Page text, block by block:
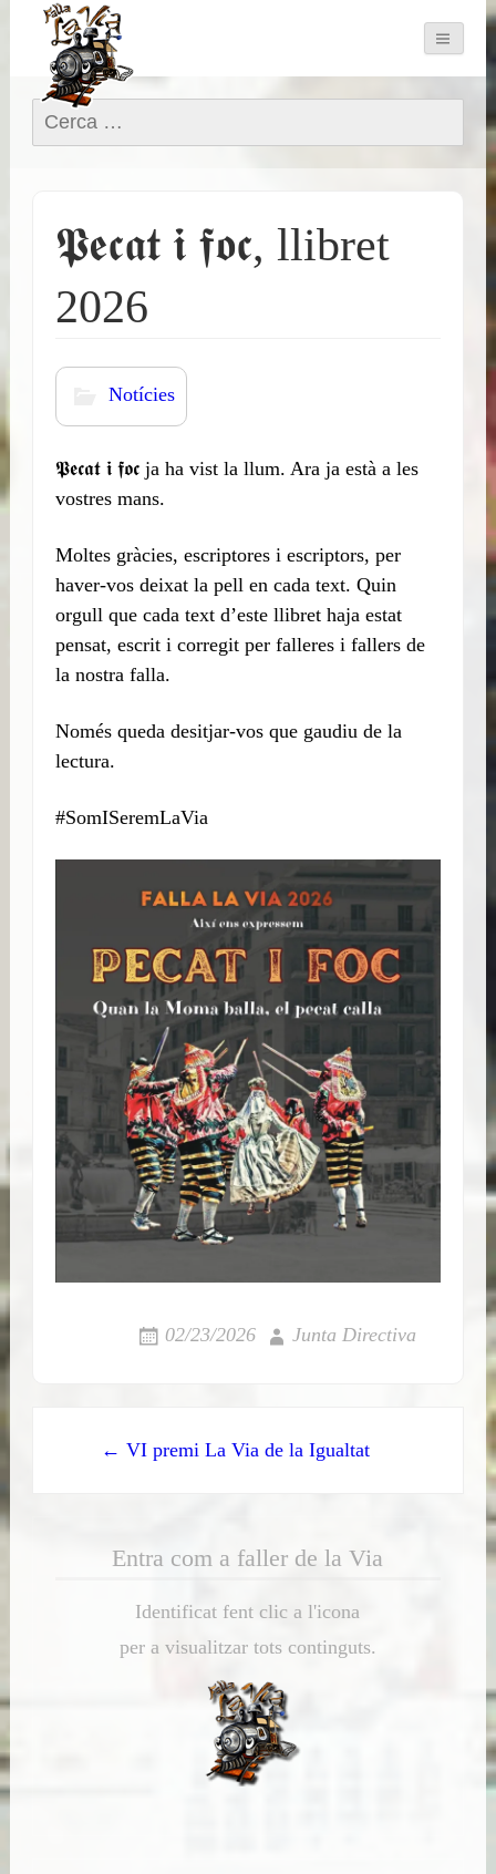
Cerca:
𝕻𝖊𝖈𝖆𝖙 𝖎 𝖋𝖔𝖈, llibret
2026
Notícies
𝕻𝖊𝖈𝖆𝖙 𝖎 𝖋𝖔𝖈 ja ha vist la llum. Ara ja està a les
vostres mans.
Moltes gràcies, escriptores i escriptors, per
haver-vos deixat la pell en cada text. Quin
orgull que cada text d’este llibret haja estat
pensat, escrit i corregit per falleres i fallers de
la nostra falla.
Només queda desitjar-vos que gaudiu de la
lectura.
#SomISeremLaVia
02/23/2026 Junta Directiva
Post← VI premi La Via de la Igualtat
Entra com a faller de la Via
Identificat fent clic a l'icona
per a visualitzar tots continguts.